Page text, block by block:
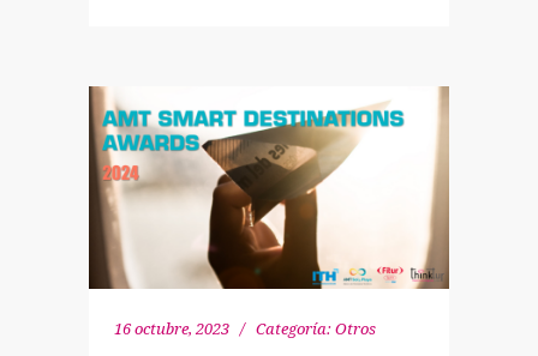
16 octubre, 2023 Categoría: Otros